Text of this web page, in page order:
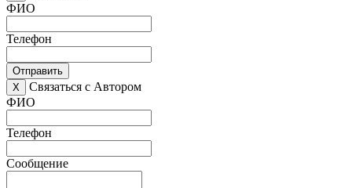
ФИО
Телефон
Отправить
X
Связаться с Автором
ФИО
Телефон
Сообщение